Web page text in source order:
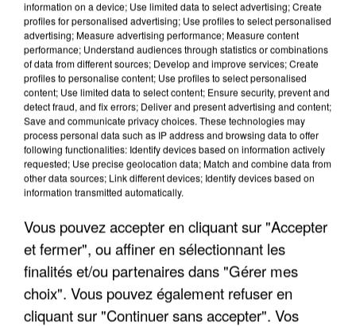
UN SECOND CADRE DE LA DZ MAFIA
INTERPELLÉ EN ALGÉRIE
information on a device; Use limited data to select advertising; Create
profiles for personalised advertising; Use profiles to select personalised
advertising; Measure advertising performance; Measure content
performance; Understand audiences through statistics or combinations
of data from different sources; Develop and improve services; Create
profiles to personalise content; Use profiles to select personalised
content; Use limited data to select content; Ensure security, prevent and
detect fraud, and fix errors; Deliver and present advertising and content;
Save and communicate privacy choices. These technologies may
process personal data such as IP address and browsing data to offer
following functionalities: Identify devices based on information actively
requested; Use precise geolocation data; Match and combine data from
other data sources; Link different devices; Identify devices based on
information transmitted automatically.
Vous pouvez accepter en cliquant sur "Accepter
et fermer", ou affiner en sélectionnant les
finalités et/ou partenaires dans "Gérer mes
choix". Vous pouvez également refuser en
cliquant sur "Continuer sans accepter". Vos